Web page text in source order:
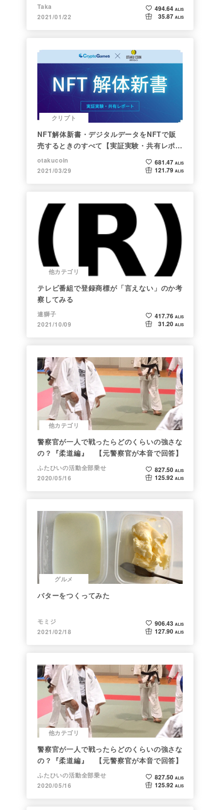
Taka
2021/01/22
494.64 ALIS
35.87 ALIS
クリプト
NFT解体新書・デジタルデータをNFTで販
売するときのすべて【実証実験・共有レポー
ト】
otakucoin
2021/03/29
681.47 ALIS
121.79 ALIS
他カテゴリ
テレビ番組で登録商標が「言えない」のか考
察してみる
連獅子
2021/10/09
417.76 ALIS
31.20 ALIS
他カテゴリ
警察官が一人で戦ったらどのくらいの強さな
の？『柔道編』 【元警察官が本音で回答】
ふたひいの活動全部乗せ
2020/05/16
827.50 ALIS
125.92 ALIS
グルメ
バターをつくってみた
モミジ
2021/02/18
906.43 ALIS
127.90 ALIS
他カテゴリ
警察官が一人で戦ったらどのくらいの強さな
の？『柔道編』 【元警察官が本音で回答】
ふたひいの活動全部乗せ
2020/05/16
827.50 ALIS
125.92 ALIS